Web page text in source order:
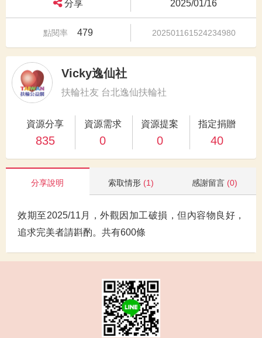
分享 2025/01/16
點閱率 479 202501161524234980
Vicky逸仙社
扶輪社友 台北逸仙扶輪社
資源分享
835
資源需求
0
資源提案
0
指定捐贈
40
分享說明 索取情形 (1) 感謝留言 (0)
效期至2025/11月，外觀因加工破損，但內容物良好，
追求完美者請斟酌。共有600條